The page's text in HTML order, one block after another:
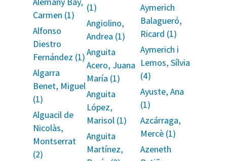
Carmen (1)
Alfonso
Diestro
Fernández (1)
Algarra
Benet, Miguel
(1)
Alguacil de
Nicolàs,
Montserrat
(2)
(1)
Angiolino,
Andrea (1)
Anguita
Acero, Juana
María (1)
Anguita
López,
Marisol (1)
Anguita
Martínez,
Aymerich
Balagueró,
Ricard (1)
Aymerich i
Lemos, Sílvia
(4)
Ayuste, Ana
(1)
Azcárraga,
Mercè (1)
Azeneth